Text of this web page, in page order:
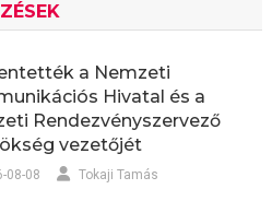
a Nemzeti
Hivatal és a
Rendezvényszervező
vezetőjét
08-08 Tokaji Tamás